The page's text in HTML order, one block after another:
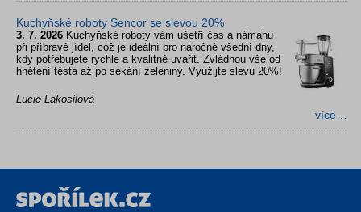
Kuchyňské roboty Sencor se slevou 20%
3. 7. 2026 Kuchyňské roboty vám ušetří čas a námahu
při přípravě jídel, což je ideální pro náročné všední dny,
kdy potřebujete rychle a kvalitně uvařit. Zvládnou vše od
hnětení těsta až po sekání zeleniny. Využijte slevu 20%!
Lucie Lakosilová
více…